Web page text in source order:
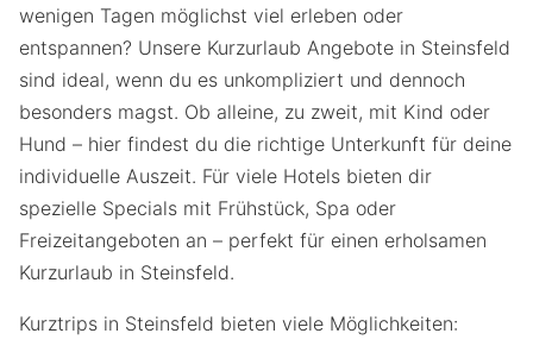
wenigen Tagen möglichst viel erleben oder
entspannen? Unsere Kurzurlaub Angebote in Steinsfeld
sind ideal, wenn du es unkompliziert und dennoch
besonders magst. Ob alleine, zu zweit, mit Kind oder
Hund – hier findest du die richtige Unterkunft für deine
individuelle Auszeit. Für viele Hotels bieten dir
spezielle Specials mit Frühstück, Spa oder
Freizeitangeboten an – perfekt für einen erholsamen
Kurzurlaub in Steinsfeld.
Kurztrips in Steinsfeld bieten viele Möglichkeiten: